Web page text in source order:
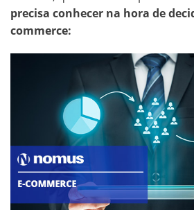
precisa conhecer na hora de
commerce: